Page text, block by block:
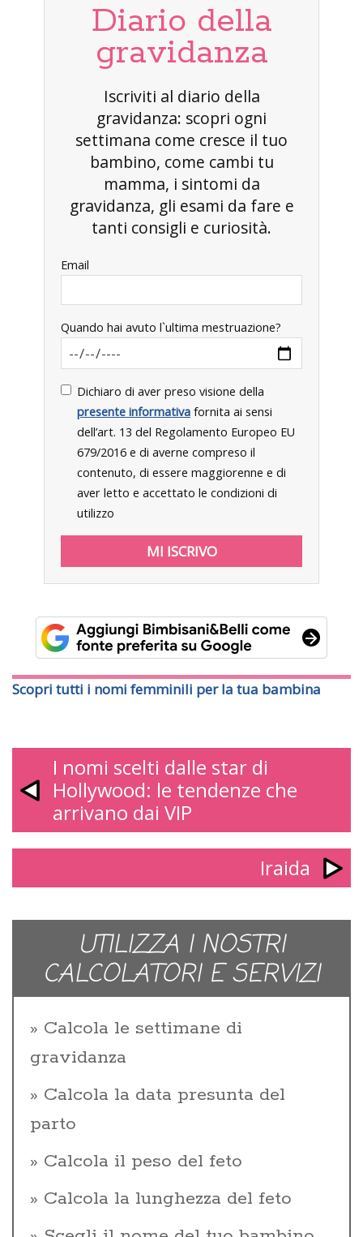
Diario della
gravidanza
Iscriviti al diario della
gravidanza: scopri ogni
settimana come cresce il tuo
bambino, come cambi tu
mamma, i sintomi da
gravidanza, gli esami da fare e
tanti consigli e curiosità.
Email
Quando hai avuto l`ultima mestruazione?
Dichiaro di aver preso visione della
presente informativa fornita ai sensi
dell’art. 13 del Regolamento Europeo EU
679/2016 e di averne compreso il
contenuto, di essere maggiorenne e di
aver letto e accettato le condizioni di
utilizzo
Scopri tutti i nomi femminili per la tua bambina
I nomi scelti dalle star di
Hollywood: le tendenze che
arrivano dai VIP
Iraida
UTILIZZA I NOSTRI
CALCOLATORI E SERVIZI
Calcola le settimane di
gravidanza
Calcola la data presunta del
parto
Calcola il peso del feto
Calcola la lunghezza del feto